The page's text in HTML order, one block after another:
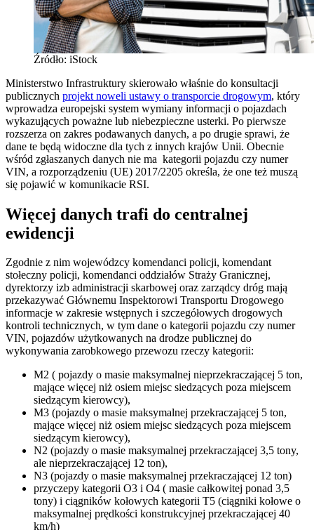
Źródło: iStock
Ministerstwo Infrastruktury skierowało właśnie do konsultacji
publicznych projekt noweli ustawy o transporcie drogowym, który
wprowadza europejski system wymiany informacji o pojazdach
wykazujących poważne lub niebezpieczne usterki. Po pierwsze
rozszerza on zakres podawanych danych, a po drugie sprawi, że
dane te będą widoczne dla tych z innych krajów Unii. Obecnie
wśród zgłaszanych danych nie ma kategorii pojazdu czy numer
VIN, a rozporządzeniu (UE) 2017/2205 określa, że one też muszą
się pojawić w komunikacie RSI.
Więcej danych trafi do centralnej
ewidencji
Zgodnie z nim wojewódzcy komendanci policji, komendant
stołeczny policji, komendanci oddziałów Straży Granicznej,
dyrektorzy izb administracji skarbowej oraz zarządcy dróg mają
przekazywać Głównemu Inspektorowi Transportu Drogowego
informacje w zakresie wstępnych i szczegółowych drogowych
kontroli technicznych, w tym dane o kategorii pojazdu czy numer
VIN, pojazdów użytkowanych na drodze publicznej do
wykonywania zarobkowego przewozu rzeczy kategorii:
M2 ( pojazdy o masie maksymalnej nieprzekraczającej 5 ton,
mające więcej niż osiem miejsc siedzących poza miejscem
siedzącym kierowcy),
M3 (pojazdy o masie maksymalnej przekraczającej 5 ton,
mające więcej niż osiem miejsc siedzących poza miejscem
siedzącym kierowcy),
N2 (pojazdy o masie maksymalnej przekraczającej 3,5 tony,
ale nieprzekraczającej 12 ton),
N3 (pojazdy o masie maksymalnej przekraczającej 12 ton)
przyczepy kategorii O3 i O4 ( masie całkowitej ponad 3,5
tony) i ciągników kołowych kategorii T5 (ciągniki kołowe o
maksymalnej prędkości konstrukcyjnej przekraczającej 40
km/h)